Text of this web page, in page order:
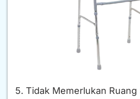
5. Tidak Memerlukan Ruang